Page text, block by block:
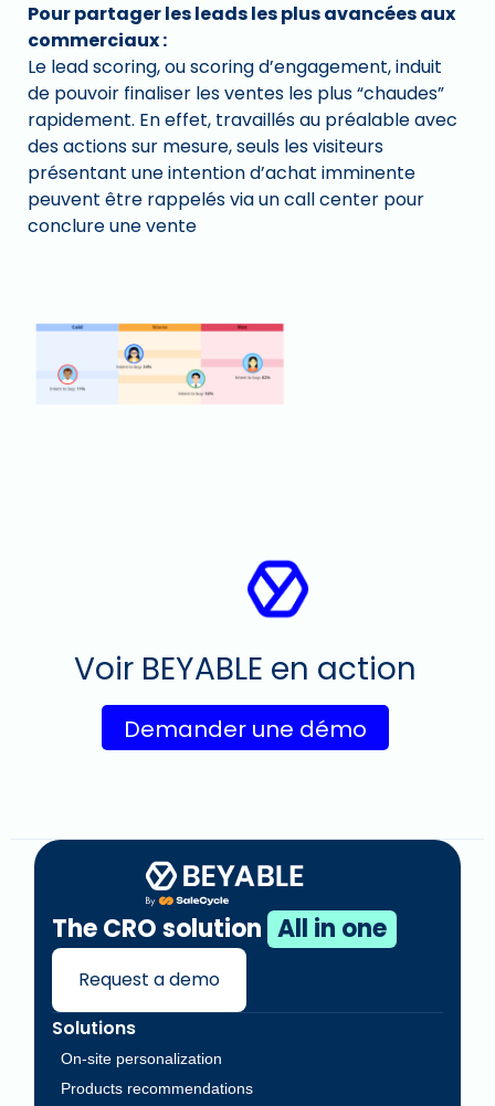
Pour partager les leads les plus avancées aux
commerciaux :
Le lead scoring, ou scoring d’engagement, induit
de pouvoir finaliser les ventes les plus “chaudes”
rapidement. En effet, travaillés au préalable avec
des actions sur mesure, seuls les visiteurs
présentant une intention d’achat imminente
peuvent être rappelés via un call center pour
conclure une vente
Voir BEYABLE en action
Demander une démo
The CRO solution All in one
Request a demo
Solutions
On-site personalization
Products recommendations